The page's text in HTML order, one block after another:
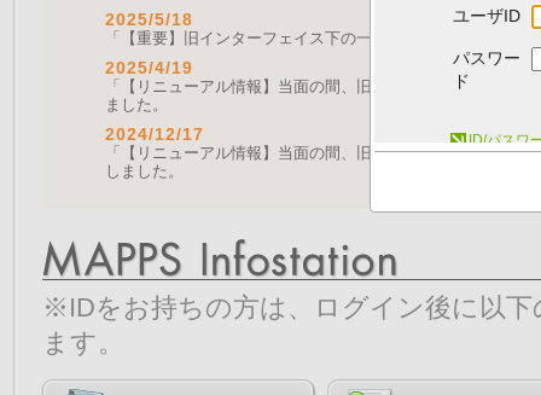
2025/5/18
「【重要】旧インターフェイス下の一部機能の停止につい
2025/4/19
「【リニューアル情報】当面の間、旧画面をご利用いただ
ました。
2024/12/17
「【リニューアル情報】当面の間、旧画面をご利用いただ
しました。
※IDをお持ちの方は、ログイン後に以
ます。
ユーザID
パスワー
ド
ID/パスワ